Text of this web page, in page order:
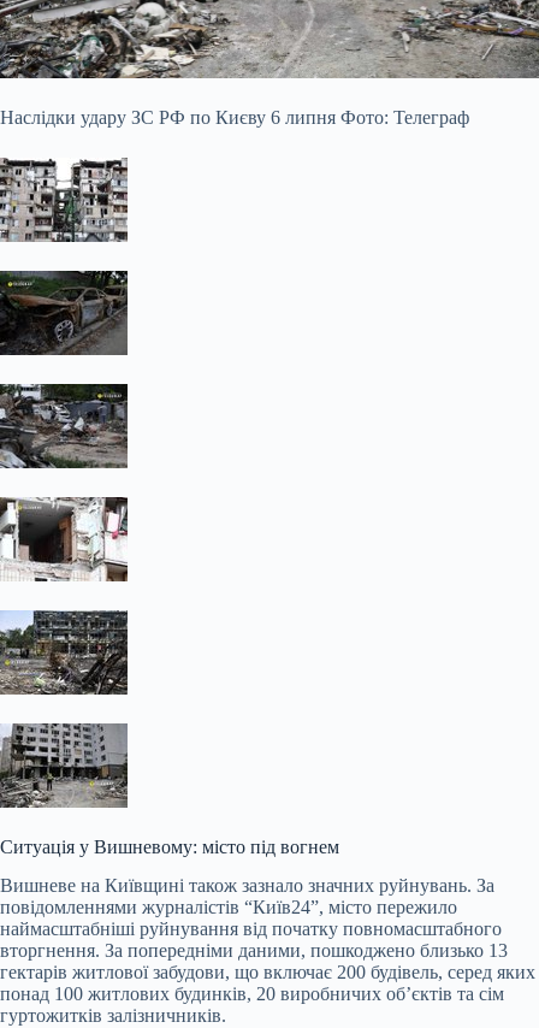
Наслідки удару ЗС РФ по Києву 6 липня Фото: Телеграф
Ситуація у Вишневому: місто під вогнем
Вишневе на Київщині також зазнало значних руйнувань. За
повідомленнями журналістів “Київ24”, місто пережило
наймасштабніші руйнування від початку повномасштабного
вторгнення. За попередніми даними, пошкоджено близько 13
гектарів житлової забудови, що включає 200 будівель, серед яких
понад 100 житлових будинків, 20 виробничих об’єктів та сім
гуртожитків залізничників.